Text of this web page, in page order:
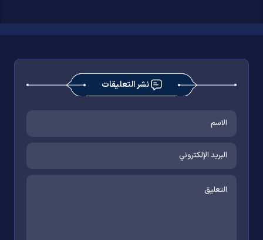
نشر التعليقات